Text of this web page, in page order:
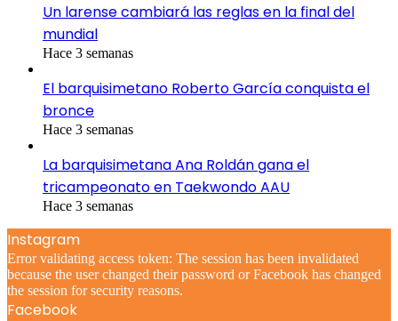
Un larense cambiará las reglas en la final del
mundial
Hace 3 semanas
El barquisimetano Roberto García conquista el
bronce
Hace 3 semanas
La barquisimetana Ana Roldán gana el
tricampeonato en Taekwondo AAU
Hace 3 semanas
Instagram
Error validating access token: The session has been invalidated
because the user changed their password or Facebook has changed
the session for security reasons.
Facebook